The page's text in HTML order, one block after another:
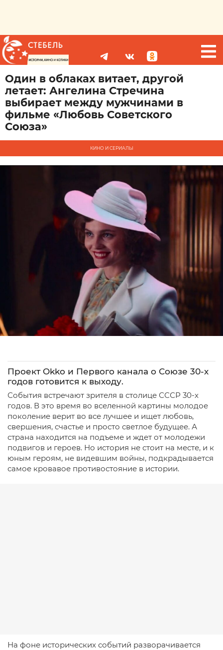
Один в облаках витает, другой
летает: Ангелина Стречина
выбирает между мужчинами в
фильме «Любовь Советского
Союза»
КИНО И СЕРИАЛЫ
Проект Okko и Первого канала о Союзе 30-х
годов готовится к выходу.
События встречают зрителя в столице СССР 30-х
годов. В это время во вселенной картины молодое
поколение верит во все лучшее и ищет любовь,
свершения, счастье и просто светлое будущее. А
страна находится на подъеме и ждет от молодежи
подвигов и героев. Но история не стоит на месте, и к
юным героям, не видевшим войны, подкрадывается
самое кровавое противостояние в истории.
На фоне исторических событий разворачивается